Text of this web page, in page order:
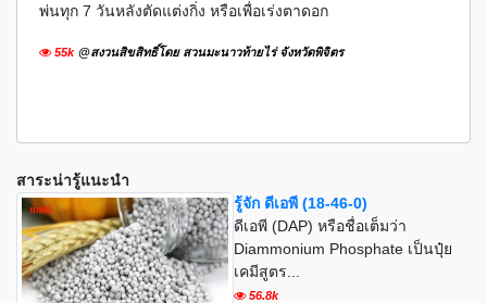
พ่นทุก 7 วันหลังตัดแต่งกิ่ง หรือเพื่อเร่งตาดอก
55k @สงวนสิขสิทธิ์โดย สวนมะนาวท้ายไร่ จังหวัดพิจิตร
สาระน่ารู้แนะนำ
รู้จัก ดีเอพี (18-46-0)
ดีเอพี (DAP) หรือชื่อเต็มว่า
Diammonium Phosphate เป็นปุ๋ย
เคมีสูตร...
56.8k